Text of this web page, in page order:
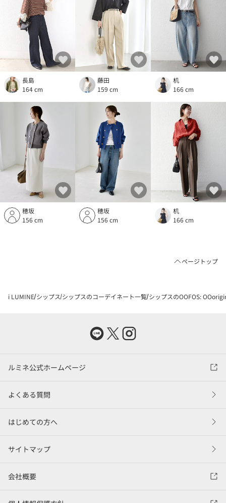
長島
164 cm
藤田
159 cm
机
166 cm
穂坂
156 cm
穂坂
156 cm
机
166 cm
ページトップ
i LUMINE シップス シップスのコーデイネート一覧 シップスのOOFOS:
ルミネ公式ホームページ
よくある質問
はじめての方へ
サイトマップ
会社概要